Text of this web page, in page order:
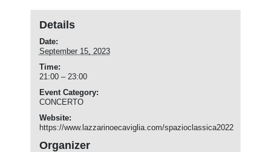
Details
Date:
September 15, 2023
Time:
21:00 – 23:00
Event Category:
CONCERTO
Website:
https://www.lazzarinoecaviglia.com/spazioclassica2022
Organizer